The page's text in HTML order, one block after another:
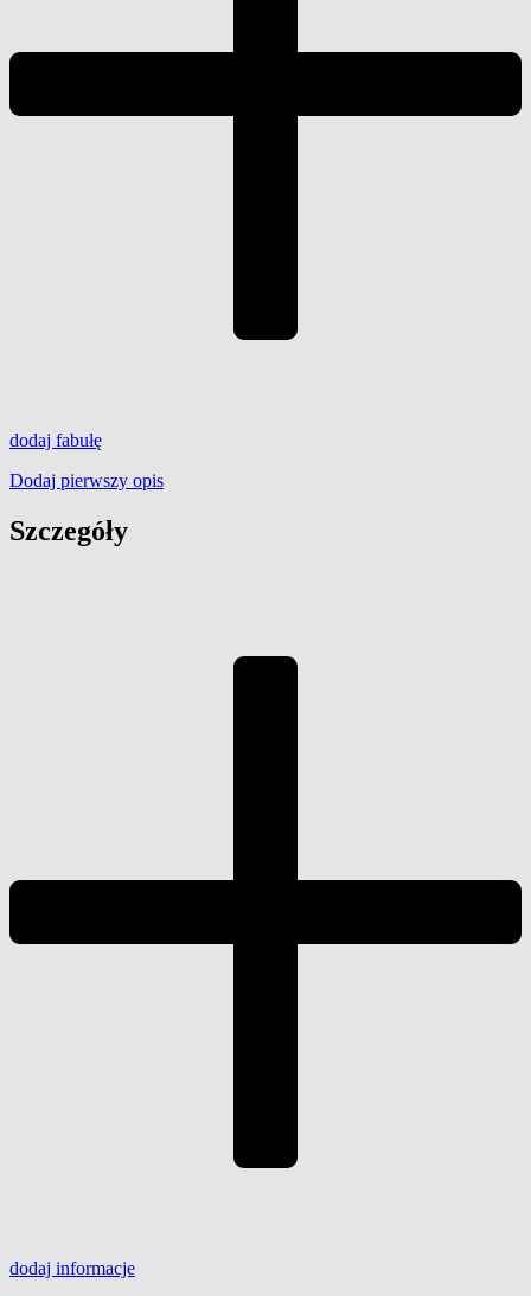
dodaj fabułę
Dodaj pierwszy opis
Szczegóły
dodaj informacje